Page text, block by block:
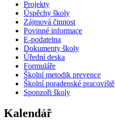
Projekty
Úspěchy školy
Zájmová činnost
Povinné informace
E-podatelna
Dokumenty školy
Úřední deska
Formuláře
Školní metodik prevence
Školní poradenské pracoviště
Sponzoři školy
Kalendář